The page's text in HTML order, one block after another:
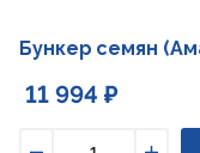
Бункер семян
11 994 ₽